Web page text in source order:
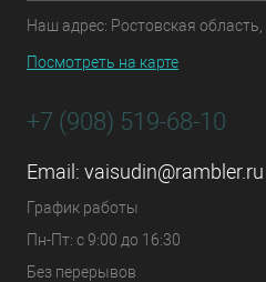
Наш адрес: Ростовская
Посмотреть на карте
+7 (908) 519-68-10
Email: vaisudin@rambler.ru
График работы
Пн-Пт: с 9:00 до 16:30
Без перерывов